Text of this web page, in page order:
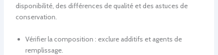
disponibilité, des différences de qualité et des astuces de
conservation.
Vérifier la composition : exclure additifs et agents de
remplissage.